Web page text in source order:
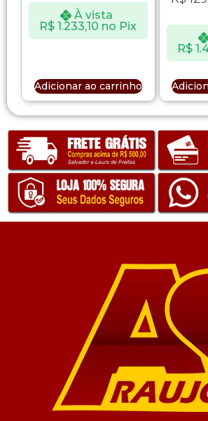
À vista
R$ 1.233,10 no Pix
Adicionar ao carrinho
R$